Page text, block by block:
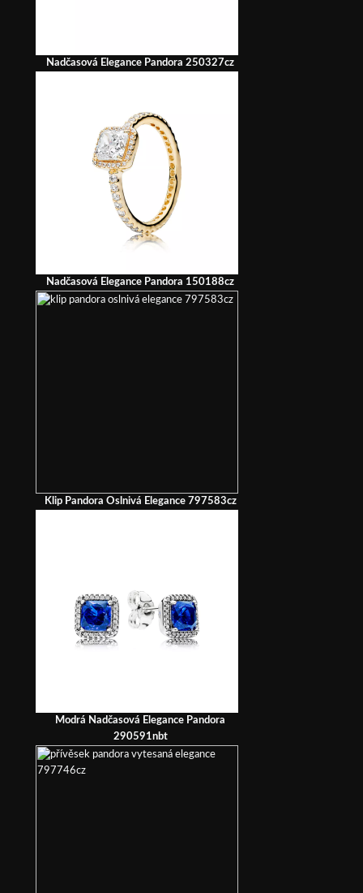
Nadčasová Elegance Pandora 250327cz
Nadčasová Elegance Pandora 150188cz
Klip Pandora Oslnivá Elegance 797583cz
Modrá Nadčasová Elegance Pandora
290591nbt